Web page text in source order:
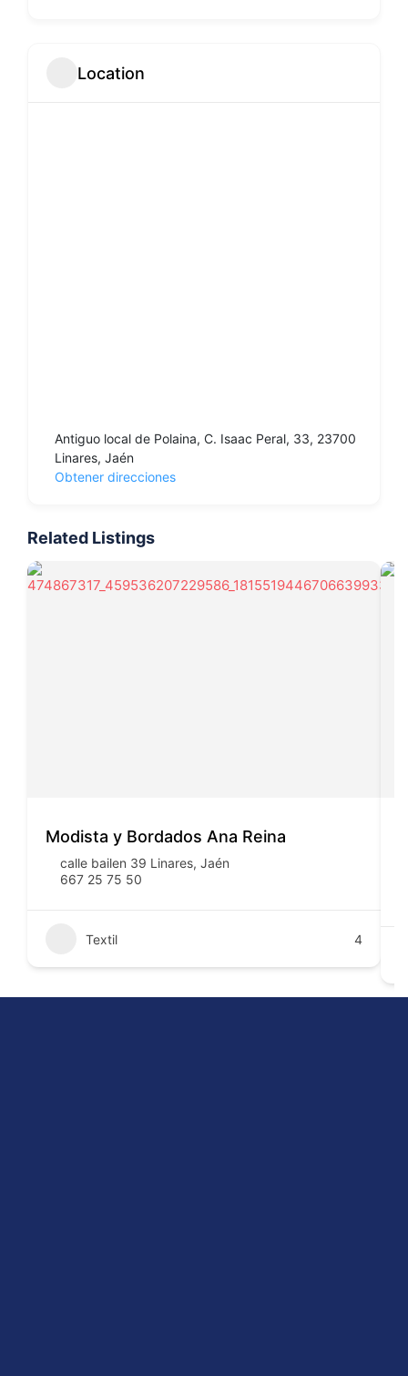
Location
Antiguo local de Polaina, C. Isaac Peral, 33, 23700
Linares, Jaén
Obtener direcciones
Related Listings
Modista y Bordados Ana Reina
calle bailen 39 Linares, Jaén
667 25 75 50
Textil 4